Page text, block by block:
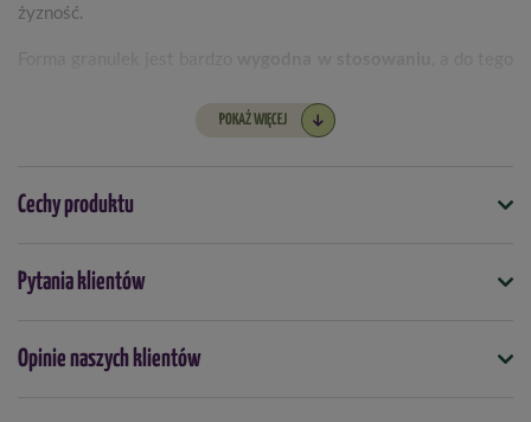
żyzność.
pozwala na długotrwałe ich pobieranie z gleby przez roślinę, a
eliminuje ryzyko przenawożenia
Sposób użycia
nawożenia niemal wszystkich roślin. Choć naturalny obornik
bydlęcego w granulach pozwala stosować go nawet w
POKAŻ WIĘCEJ
Cechy produktu
Symbol
5901875006836
Target Natural
Pytania klientów
Opinie naszych klientów